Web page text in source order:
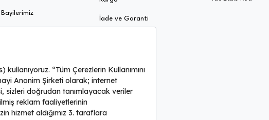
Bayilerimiz
İade ve Garanti